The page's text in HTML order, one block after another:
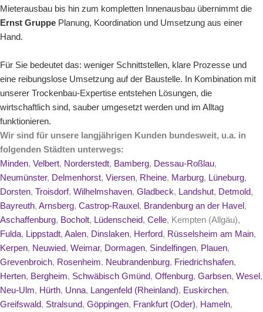
Mieterausbau bis hin zum kompletten Innenausbau übernimmt die
Ernst Gruppe Planung, Koordination und Umsetzung aus einer
Hand.
Für Sie bedeutet das: weniger Schnittstellen, klare Prozesse und
eine reibungslose Umsetzung auf der Baustelle. In Kombination mit
unserer Trockenbau-Expertise entstehen Lösungen, die
wirtschaftlich sind, sauber umgesetzt werden und im Alltag
funktionieren.
Wir sind für unsere langjährigen Kunden bundesweit, u.a. in
folgenden Städten unterwegs:
Minden, Velbert, Norderstedt, Bamberg, Dessau-Roßlau,
Neumünster, Delmenhorst, Viersen, Rheine, Marburg, Lüneburg,
Dorsten, Troisdorf, Wilhelmshaven, Gladbeck, Landshut, Detmold,
Bayreuth, Arnsberg, Castrop-Rauxel , Brandenburg an der Havel ,
Aschaffenburg, Bocholt, Lüdenscheid, Celle, Kempten (Allgäu),
Fulda, Lippstadt, Aalen, Dinslaken, Herford, Rüsselsheim am Main,
Kerpen, Neuwied, Weimar, Dormagen, Sindelfingen, Plauen,
Grevenbroich, Rosenheim, Neubrandenburg, Friedrichshafen,
Herten, Bergheim, Schwäbisch Gmünd, Offenburg, Garbsen, Wesel ,
Neu-Ulm, Hürth, Unna, Langenfeld (Rheinland), Euskirchen,
Greifswald, Stralsund, Göppingen, Frankfurt (Oder), Hameln,